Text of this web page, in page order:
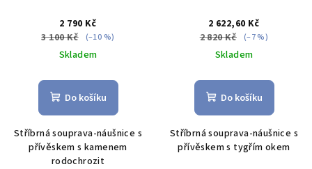
2 790 Kč
3 100 Kč
(–10 %)
Skladem
Do košíku
Stříbrná souprava-náušnice s
přívěskem s kamenem
rodochrozit
2 622,60 Kč
2 820 Kč (–7 %)
Skladem
Do košíku
Stříbrná souprava-náušnice s
přívěskem s tygřím okem